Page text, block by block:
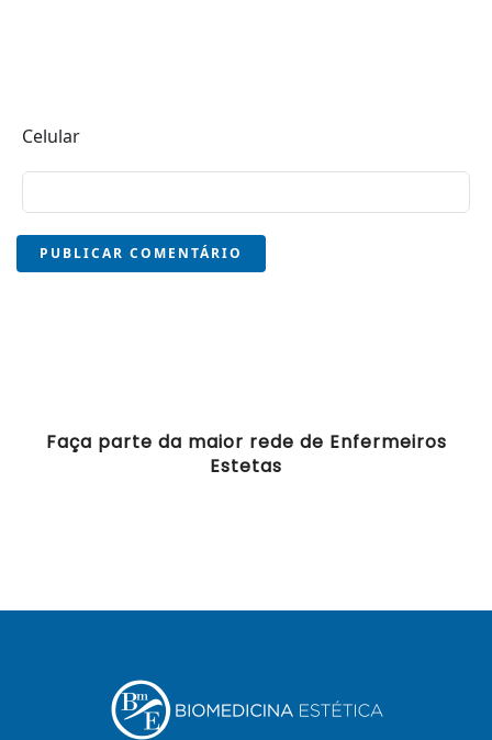
Celular
PUBLICAR COMENTÁRIO
Faça parte da maior rede de Enfermeiros
Estetas